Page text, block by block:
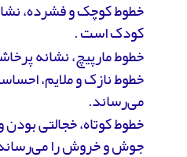
خطوط کوچک و فشرده،
کودک است .
خطوط مارپیچ، نشانه
خطوط نازک و ملایم،
می‌رساند.
خطوط کوتاه، خجالتی
جوش و خروش را